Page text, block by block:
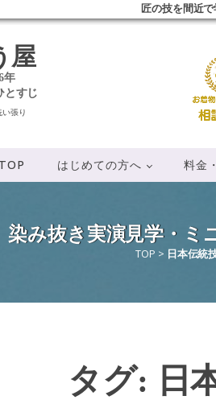
匠の技を間近
屋
年
とすじ
張り
TOP はじめての方へ 料金
染み抜き実演見学・ミ
TOP > 日本伝統
タグ: 日